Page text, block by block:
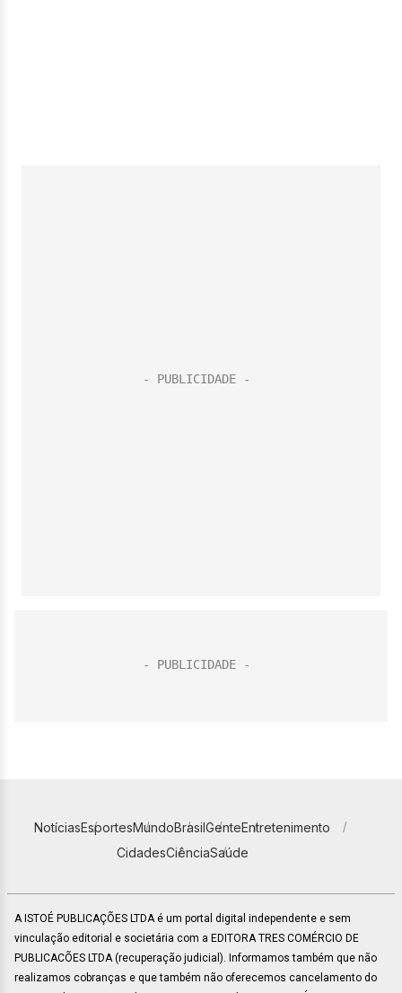
NotíciasEsportesMundoBrasilGenteEntretenimento
CidadesCiênciaSaúde
A ISTOÉ PUBLICAÇÕES LTDA é um portal digital independente e sem
vinculação editorial e societária com a EDITORA TRES COMÉRCIO DE
PUBLICACÕES LTDA (recuperação judicial). Informamos também que não
realizamos cobranças e que também não oferecemos cancelamento do